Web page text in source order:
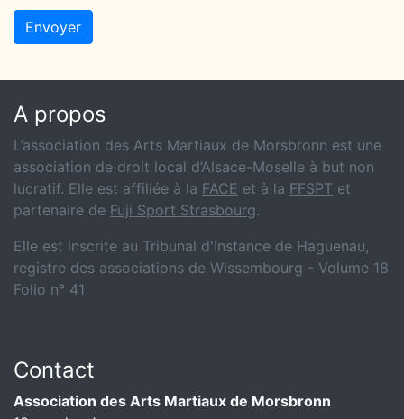
A propos
L’association des Arts Martiaux de Morsbronn est une
association de droit local d’Alsace-Moselle à but non
lucratif. Elle est affiliée à la FACE et à la FFSPT et
partenaire de Fuji Sport Strasbourg.
Elle est inscrite au Tribunal d'Instance de Haguenau,
registre des associations de Wissembourg - Volume 18
Folio n° 41
Contact
Association des Arts Martiaux de Morsbronn